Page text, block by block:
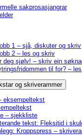
sakprosasjangrar
1 – sjå, diskuter og skriv
2 – les og skriv
deg sjølv! – skriv ein
til for? –
og skriverammer
eksempeltekst
– sjekkliste
tekst: Fleksitid i
Kroppspress –